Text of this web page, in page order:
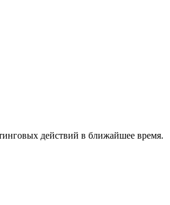
действий в ближайшее время.